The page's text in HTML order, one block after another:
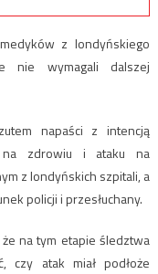
z londyńskiego
nie wymagali dalszej
napaści z intencją
na zdrowiu i ataku na
z londyńskich szpitali, a
policji i przesłuchany.
na tym etapie śledztwa
czy atak miał podłoże